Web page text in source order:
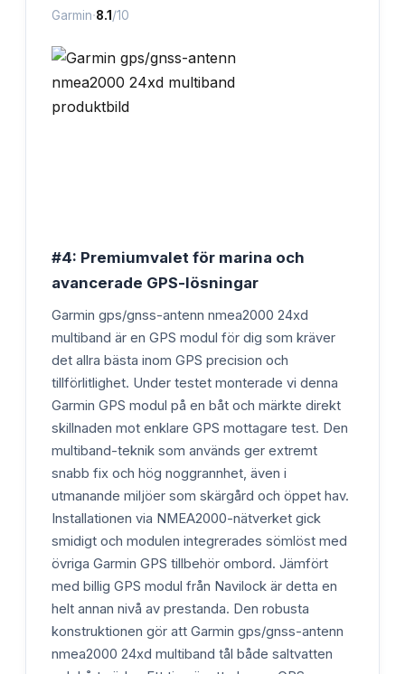
Garmin·8.1 /10
#4: Premiumvalet för marina och
avancerade GPS-lösningar
Garmin gps/gnss-antenn nmea2000 24xd
multiband är en GPS modul för dig som kräver
det allra bästa inom GPS precision och
tillförlitlighet. Under testet monterade vi denna
Garmin GPS modul på en båt och märkte direkt
skillnaden mot enklare GPS mottagare test. Den
multiband-teknik som används ger extremt
snabb fix och hög noggrannhet, även i
utmanande miljöer som skärgård och öppet hav.
Installationen via NMEA2000-nätverket gick
smidigt och modulen integrerades sömlöst med
övriga Garmin GPS tillbehör ombord. Jämfört
med billig GPS modul från Navilock är detta en
helt annan nivå av prestanda. Den robusta
konstruktionen gör att Garmin gps/gnss-antenn
nmea2000 24xd multiband tål både saltvatten